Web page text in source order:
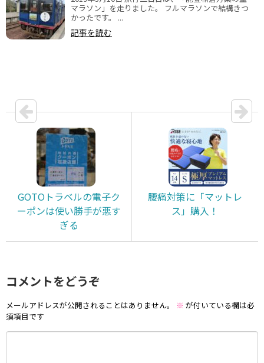
マラソン」を走りました。 フルマラソンで結構きつ
かったです。 ...
記事を読む
GOTOトラベルの電子ク
ーポンは使い勝手が悪す
ぎる
腰痛対策に「マットレ
ス」購入！
コメントをどうぞ
メールアドレスが公開されることはありません。 ※ が付いている欄は必
須項目です